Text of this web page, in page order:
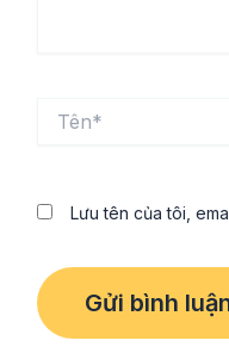
Lưu tên của tôi,